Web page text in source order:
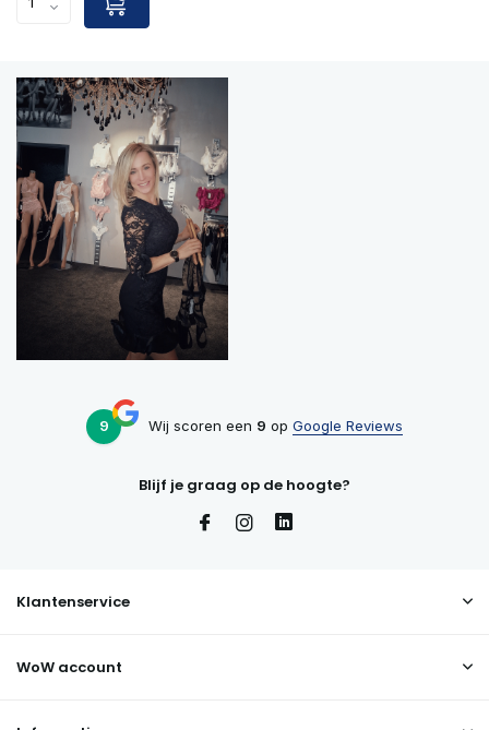
9 Wij scoren een 9 op Google Reviews
Blijf je graag op de hoogte?
Klantenservice
WoW account